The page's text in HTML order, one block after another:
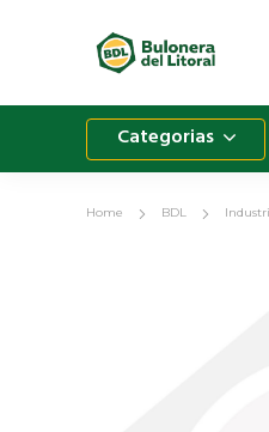
Categorias
Home BDL